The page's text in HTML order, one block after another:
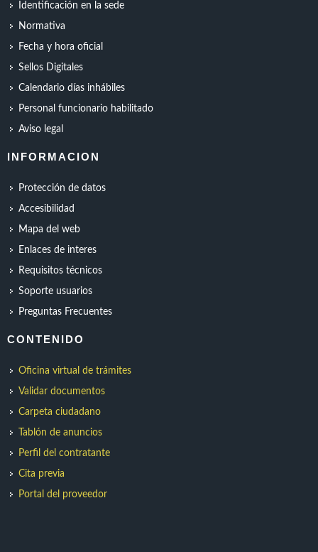
Identificación en la sede
Normativa
Fecha y hora oficial
Sellos Digitales
Calendario días inhábiles
Personal funcionario habilitado
Aviso legal
INFORMACION
Protección de datos
Accesibilidad
Mapa del web
Enlaces de interes
Requisitos técnicos
Soporte usuarios
Preguntas Frecuentes
CONTENIDO
Oficina virtual de trámites
Validar documentos
Carpeta ciudadano
Tablón de anuncios
Perfil del contratante
Cita previa
Portal del proveedor